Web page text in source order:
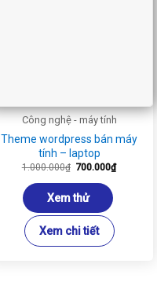
Công nghệ - máy tính
Theme wordpress bán máy
tính – laptop
1.000.000₫ Giá
là:
1.000.000₫.
700.000₫Giá
hiện
Xem thử
Xem chi tiết